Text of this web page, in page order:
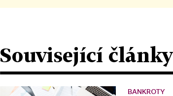
Související články
BANKROTY